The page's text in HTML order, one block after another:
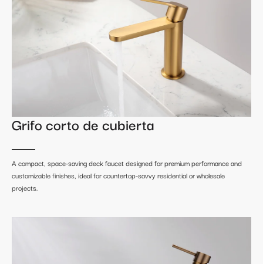
Grifo corto de cubierta
A compact, space-saving deck faucet designed for premium performance and
customizable finishes, ideal for countertop-savvy residential or wholesale
projects.